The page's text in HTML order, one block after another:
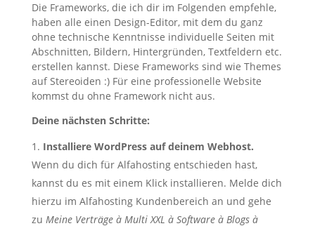
Die Frameworks, die ich dir im Folgenden empfehle,
haben alle einen Design-Editor, mit dem du ganz
ohne technische Kenntnisse individuelle Seiten mit
Abschnitten, Bildern, Hintergründen, Textfeldern etc.
erstellen kannst. Diese Frameworks sind wie Themes
auf Stereoiden :) Für eine professionelle Website
kommst du ohne Framework nicht aus.
Deine nächsten Schritte:
Installiere WordPress auf deinem Webhost.
Wenn du dich für Alfahosting entschieden hast,
kannst du es mit einem Klick installieren. Melde dich
hierzu im Alfahosting Kundenbereich an und gehe
zu Meine Verträge àMulti XXL àSoftware àBlogs à